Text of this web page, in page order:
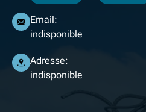
Email:
indisponible
Adresse:
indisponible